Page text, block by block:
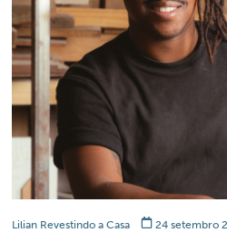
Lilian Revestindo a Casa 24 setembro